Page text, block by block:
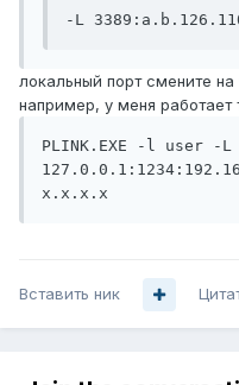
-L
локальный порт смените на
например, у меня работает
PLINK.EXE -l user -L
x.x.x.x
Вставить ник